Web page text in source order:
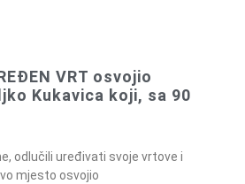
VRT osvojio
Kukavica koji, sa 90
odlučili uređivati svoje vrtove i
mjesto osvojio